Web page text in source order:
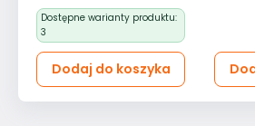
Dostępne warianty produktu:
3
Dodaj do koszyka